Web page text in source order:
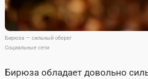
Бирюза — сильный оберег
Социальные сети
Бирюза обладает довольно